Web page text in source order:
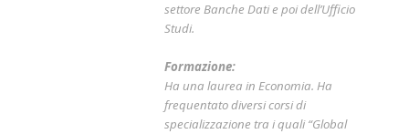
settore Banche Dati e poi dell’Ufficio
Studi.
Formazione:
Ha una laurea in Economia. Ha
frequentato diversi corsi di
specializzazione tra i quali “Global